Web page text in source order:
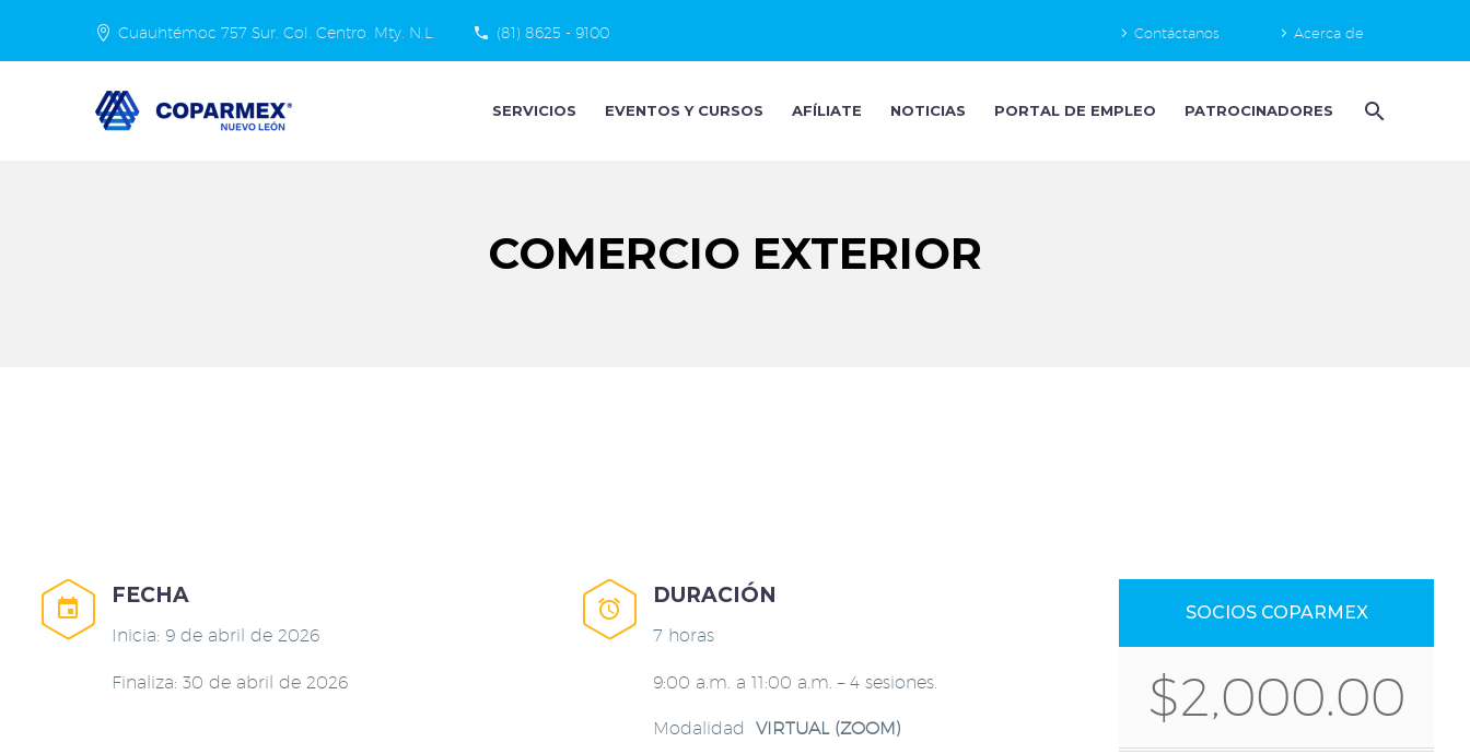
Cuauhtémoc 757 Sur. Col. Centro, Mty. N.L. (81) 8625 - 9100 Contáctanos Acerca de
SERVICIOS EVENTOS Y CURSOS AFÍLIATE NOTICIAS PORTAL DE EMPLEO PATROCINADORES
COMERCIO EXTERIOR


FECHA
Inicia: 9 de abril de 2026
Finaliza: 30 de abril de 2026


DURACIÓN
7 horas
9:00 a.m. a 11:00 a.m. – 4 sesiones.
Modalidad VIRTUAL (ZOOM)
SOCIOS COPARMEX
$2,000.00